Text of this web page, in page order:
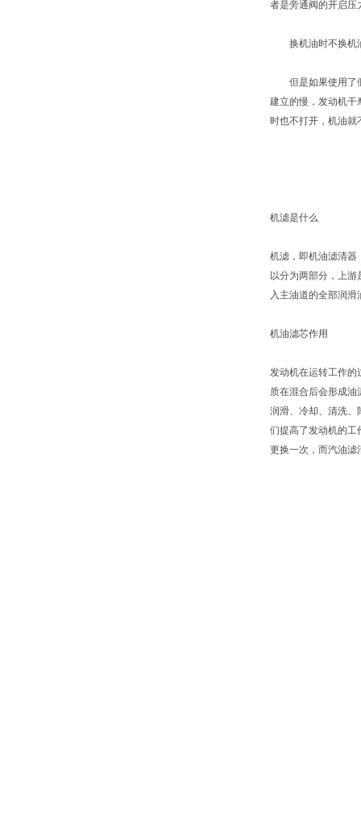
者是旁通阀的开启压
换机油时不换机
但是如果使用了假
建立的慢，发动机干
时也不打开，机油
机滤是什么
机滤，即机油滤清器
以分为两部分，上
入主油道的全部润
机油滤芯作用
发动机在运转工作的
质在混合后会形成
润滑、冷却、清洗、
们提高了发动机的工
更换一次，而汽油滤